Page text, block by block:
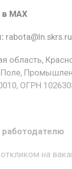
MAX
rabota@ln.skrs.ru
область,
Поле,
ОГРН
работодателю
на